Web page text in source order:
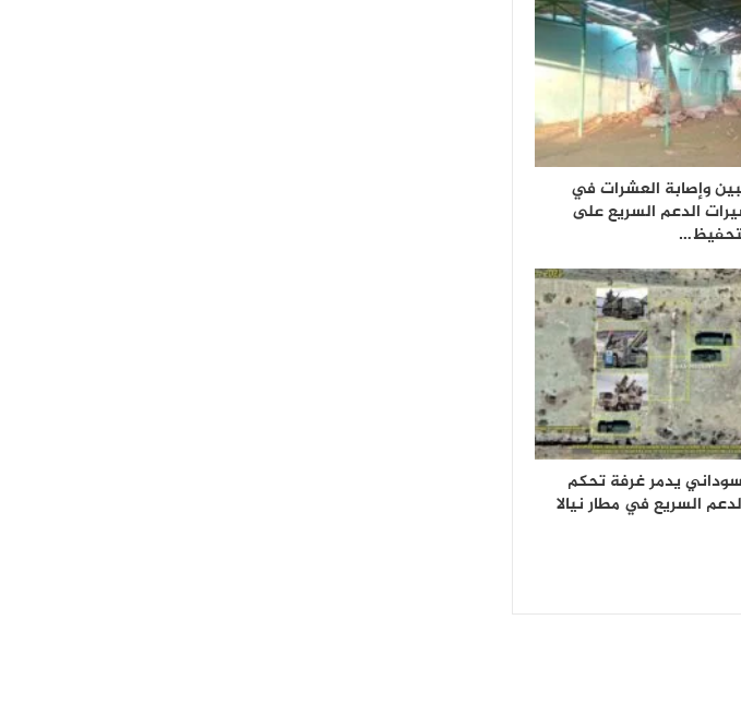
وإصابة العشرات في
الدعم السريع على
يدمر غرفة تحكم
السريع في مطار نيالا